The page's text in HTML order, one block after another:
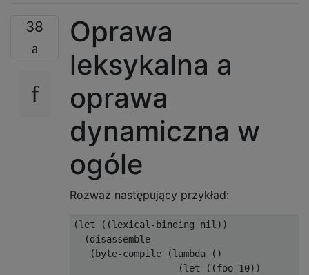
38
Oprawa
leksykalna a
oprawa
dynamiczna w
ogóle
Rozważ następujący przykład:
(let ((lexical-binding nil))
  (disassemble
   (byte-compile (lambda ()
                   (let ((foo 10))